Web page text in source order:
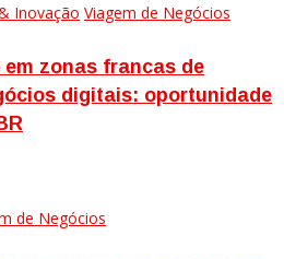
Inovação Viagem de Negócios
zonas francas de
digitais: oportunidade
de Negócios